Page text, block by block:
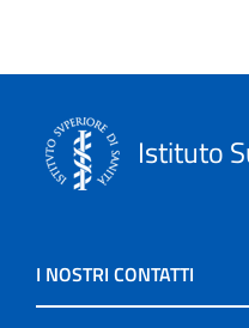
Istituto
I NOSTRI CONTATTI